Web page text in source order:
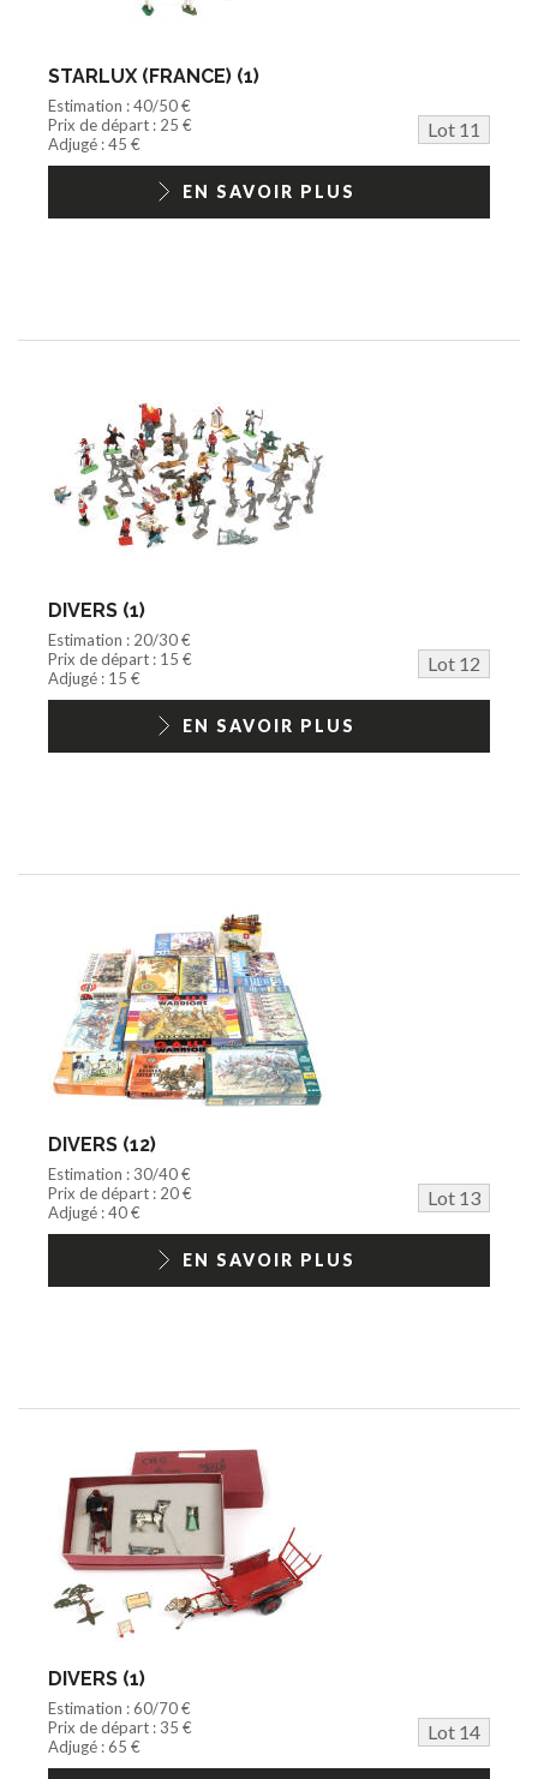
STARLUX (FRANCE) (1)
Estimation : 40/50 €
Prix de départ : 25 €
Lot 11
Adjugé : 45 €
EN SAVOIR PLUS
DIVERS (1)
Estimation : 20/30 €
Prix de départ : 15 €
Lot 12
Adjugé : 15 €
EN SAVOIR PLUS
DIVERS (12)
Estimation : 30/40 €
Prix de départ : 20 €
Lot 13
Adjugé : 40 €
EN SAVOIR PLUS
DIVERS (1)
Estimation : 60/70 €
Prix de départ : 35 €
Lot 14
Adjugé : 65 €